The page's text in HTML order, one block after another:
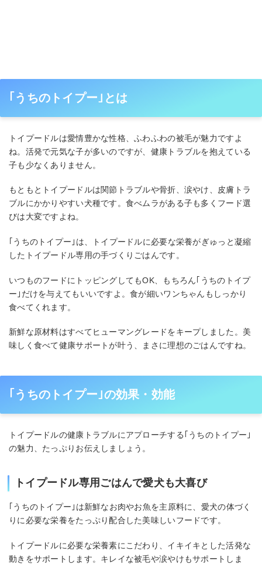
｢うちのトイプー｣とは
トイプードルは愛情豊かな性格、ふわふわの被毛が魅力ですよ
ね。活発で元気な子が多いのですが、健康トラブルを抱えている
子も少なくありません。
もともとトイプードルは関節トラブルや骨折、涙やけ、皮膚トラ
ブルにかかりやすい犬種です。食べムラがある子も多くフード選
びは大変ですよね。
｢うちのトイプー｣は、トイプードルに必要な栄養がぎゅっと凝縮
したトイプードル専用の手づくりごはんです。
いつものフードにトッピングしてもOK、もちろん｢うちのトイプ
ー｣だけを与えてもいいですよ。食が細いワンちゃんもしっかり
食べてくれます。
新鮮な原材料はすべてヒューマングレードをキープしました。美
味しく食べて健康サポートが叶う、まさに理想のごはんですね。
｢うちのトイプー｣の効果・効能
トイプードルの健康トラブルにアプローチする｢うちのトイプー｣
の魅力、たっぷりお伝えしましょう。
トイプードル専用ごはんで愛犬も大喜び
｢うちのトイプー｣は新鮮なお肉やお魚を主原料に、愛犬の体づく
りに必要な栄養をたっぷり配合した美味しいフードです。
トイプードルに必要な栄養素にこだわり、イキイキとした活発な
動きをサポートします。キレイな被毛や涙やけもサポートしま